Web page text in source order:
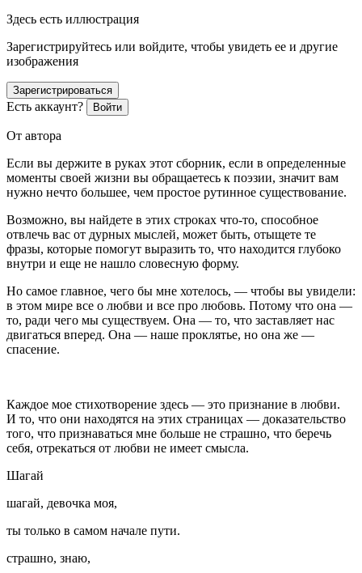
Здесь есть иллюстрация
Зарегистрируйтесь или войдите, чтобы увидеть ее и другие
изображения
Зарегистрироваться
Есть аккаунт? Войти
От автора
Если вы держите в руках этот сборник, если в определенные
моменты своей жизни вы обращаетесь к поэзии, значит вам
нужно нечто большее, чем простое рутинное существование.
Возможно, вы найдете в этих строках что-то, способное
отвлечь вас от дурных мыслей, может быть, отыщете те
фразы, которые помогут выразить то, что находится глубоко
внутри и еще не нашло словесную форму.
Но самое главное, чего бы мне хотелось, — чтобы вы увидели:
в этом мире все о любви и все про любовь. Потому что она —
то, ради чего мы существуем. Она — то, что заставляет нас
двигаться вперед. Она — наше проклятье, но она же —
спасение.
Каждое мое стихотворение здесь — это признание в любви.
И то, что они находятся на этих страницах — доказательство
того, что признаваться мне больше не страшно, что беречь
себя, отрекаться от любви не имеет смысла.
Шагай
шагай, девочка моя,
ты только в самом начале пути.
страшно, знаю,